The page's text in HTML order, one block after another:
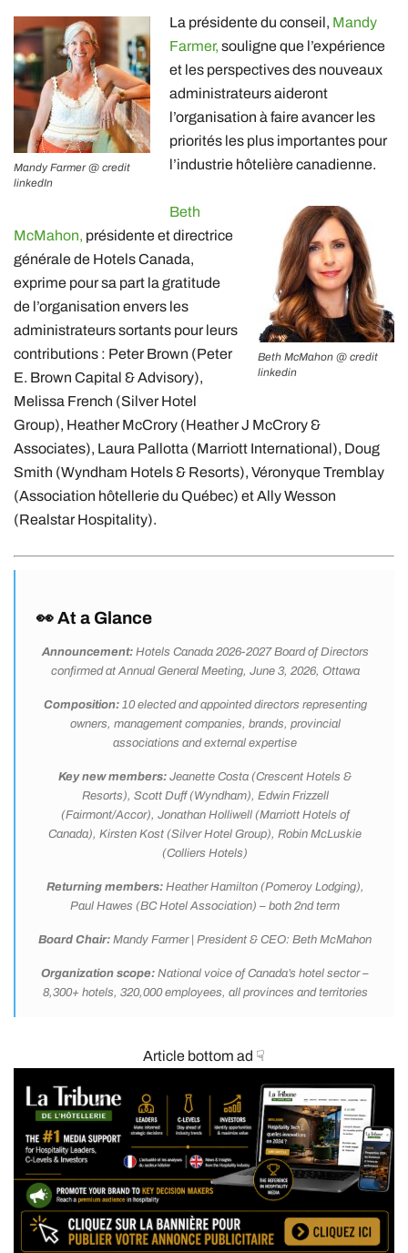
Mandy Farmer @ credit
linkedIn
La présidente du conseil, Mandy
Farmer, souligne que l’expérience
et les perspectives des nouveaux
administrateurs aideront
l’organisation à faire avancer les
priorités les plus importantes pour
l’industrie hôtelière canadienne.
Beth McMahon @ credit
linkedin
Beth
McMahon, présidente et directrice
générale de Hotels Canada,
exprime pour sa part la gratitude
de l’organisation envers les
administrateurs sortants pour leurs
contributions : Peter Brown (Peter
E. Brown Capital & Advisory),
Melissa French (Silver Hotel
Group), Heather McCrory (Heather J McCrory &
Associates), Laura Pallotta (Marriott International), Doug
Smith (Wyndham Hotels & Resorts), Véronyque Tremblay
(Association hôtellerie du Québec) et Ally Wesson
(Realstar Hospitality).
👀 At a Glance
Announcement:Hotels Canada 2026-2027 Board of Directors
confirmed at Annual General Meeting, June 3, 2026, Ottawa
Composition:10 elected and appointed directors representing
owners, management companies, brands, provincial
associations and external expertise
Key new members: Jeanette Costa (Crescent Hotels &
Resorts), Scott Duff (Wyndham), Edwin Frizzell
(Fairmont/Accor), Jonathan Holliwell (Marriott Hotels of
Canada), Kirsten Kost (Silver Hotel Group), Robin McLuskie
(Colliers Hotels)
Returning members:Heather Hamilton (Pomeroy Lodging),
Paul Hawes (BC Hotel Association) – both 2nd term
Board Chair: Mandy Farmer | President & CEO: Beth McMahon
Organization scope: National voice of Canada’s hotel sector –
8,300+ hotels, 320,000 employees, all provinces and territories
Article bottom ad ☟